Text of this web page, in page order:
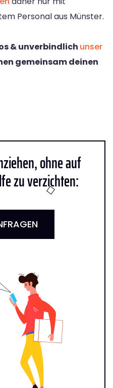
Personal aus Münster.
& unverbindlich unser
gemeinsam deinen
ohne auf
zu verzichten: